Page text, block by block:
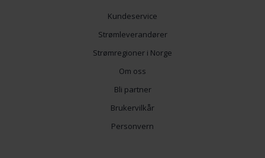
Kundeservice
Strømleverandører
Strømregioner i Norge
Om oss
Bli partner
Brukervilkår
Personvern